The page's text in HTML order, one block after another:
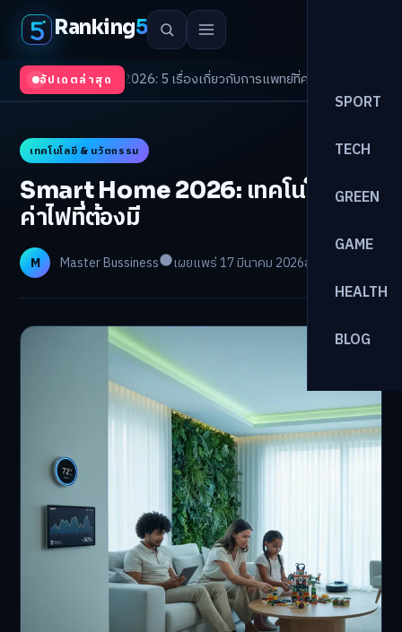
Ranking5
SPORT
TECH
GREEN
GAME
HEALTH
BLOG
อัปเดตล่าสุด
2026: 5 เรื่องเกี่ยวกับการแพทย์ที่ควรรู้/ดอกเบี้ยขาขึ้นรอบใหม่! จั
เทคโนโลยี & นวัตกรรม
Smart Home 2026: เทคโนโลยีลด
ค่าไฟที่ต้องมี
M Master Bussiness เผยแพร่ 17 มีนาคม 2026อ่าน 23 นาที